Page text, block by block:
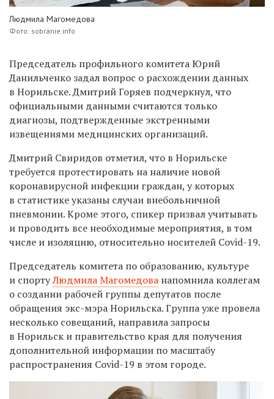
Людмила Магомедова
Фото: sobranie.info
Председатель профильного комитета Юрий
Данильченко задал вопрос о расхождении данных
в Норильске. Дмитрий Горяев подчеркнул, что
официальными данными считаются только
диагнозы, подтвержденные экстренными
извещениями медицинских организаций.
Дмитрий Свиридов отметил, что в Норильске
требуется протестировать на наличие новой
коронавирусной инфекции граждан, у которых
в статистике указаны случаи внебольничной
пневмонии.Кроме этого, спикер призвал учитывать
и проводить все необходимые мероприятия, в том
числе и изоляцию, относительно носителей Covid-19.
Председатель комитета по образованию, культуре
и спортуЛюдмила Магомедова напомнила коллегам
о создании рабочей группы депутатов после
обращения экс-мэра Норильска. Группа уже провела
несколько совещаний, направила запросы
в Норильск и правительство края для получения
дополнительной информации по масштабу
распространения Covid-19 в этом городе.